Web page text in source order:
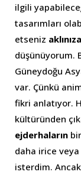
ilgili
tasarımları
etseniz
düşünüyorum.
Güneydoğu
var. Çünkü
fikri anlatıyor.
kültüründen
ejderhaların
daha irice
isterdim.